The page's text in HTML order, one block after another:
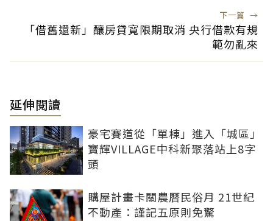
下一篇 →
「借舊還新」釀房貸寬限期取消 央行借款有規
範勿亂來
延伸閱讀
豪宅賽道從「單棟」進入「城區」
寶輝VILLAGE中科新聚落站上8字
頭
購屋計畫卡關農曆民俗月 21世紀
不動產：謹記五原則免驚